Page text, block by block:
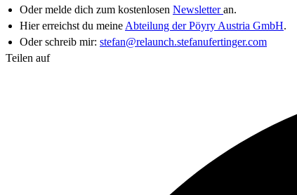
Oder melde dich zum kostenlosen Newsletteran.
Hier erreichst du meine Abteilung der Pöyry Austria GmbH.
Oder schreib mir: stefan@relaunch.stefanufertinger.com
Teilen auf